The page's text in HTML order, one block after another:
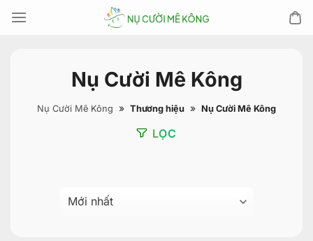
đến
Nụ Cười Mê Kông
Nụ Cười Mê Kông » Thương hiệu » Nụ Cười Mê Kông
LỌC